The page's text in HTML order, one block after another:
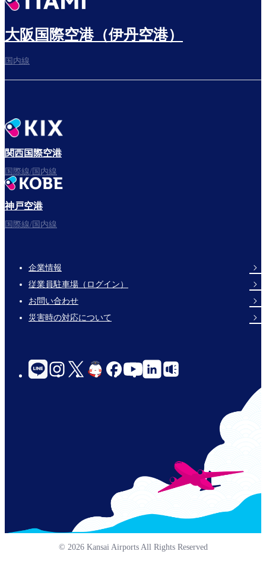
搭乗ゲートへ
フライトをお楽しみください。
大阪国際空港（伊丹空港）
国内線
関西国際空港
国際線/国内線
神戸空港
国際線/国内線
Footer
Links
企業情報
従業員駐車場（ログイン）
お問い合わせ
災害時の対応について
social-
links-
© 2026 Kansai Airports All Rights Reserved